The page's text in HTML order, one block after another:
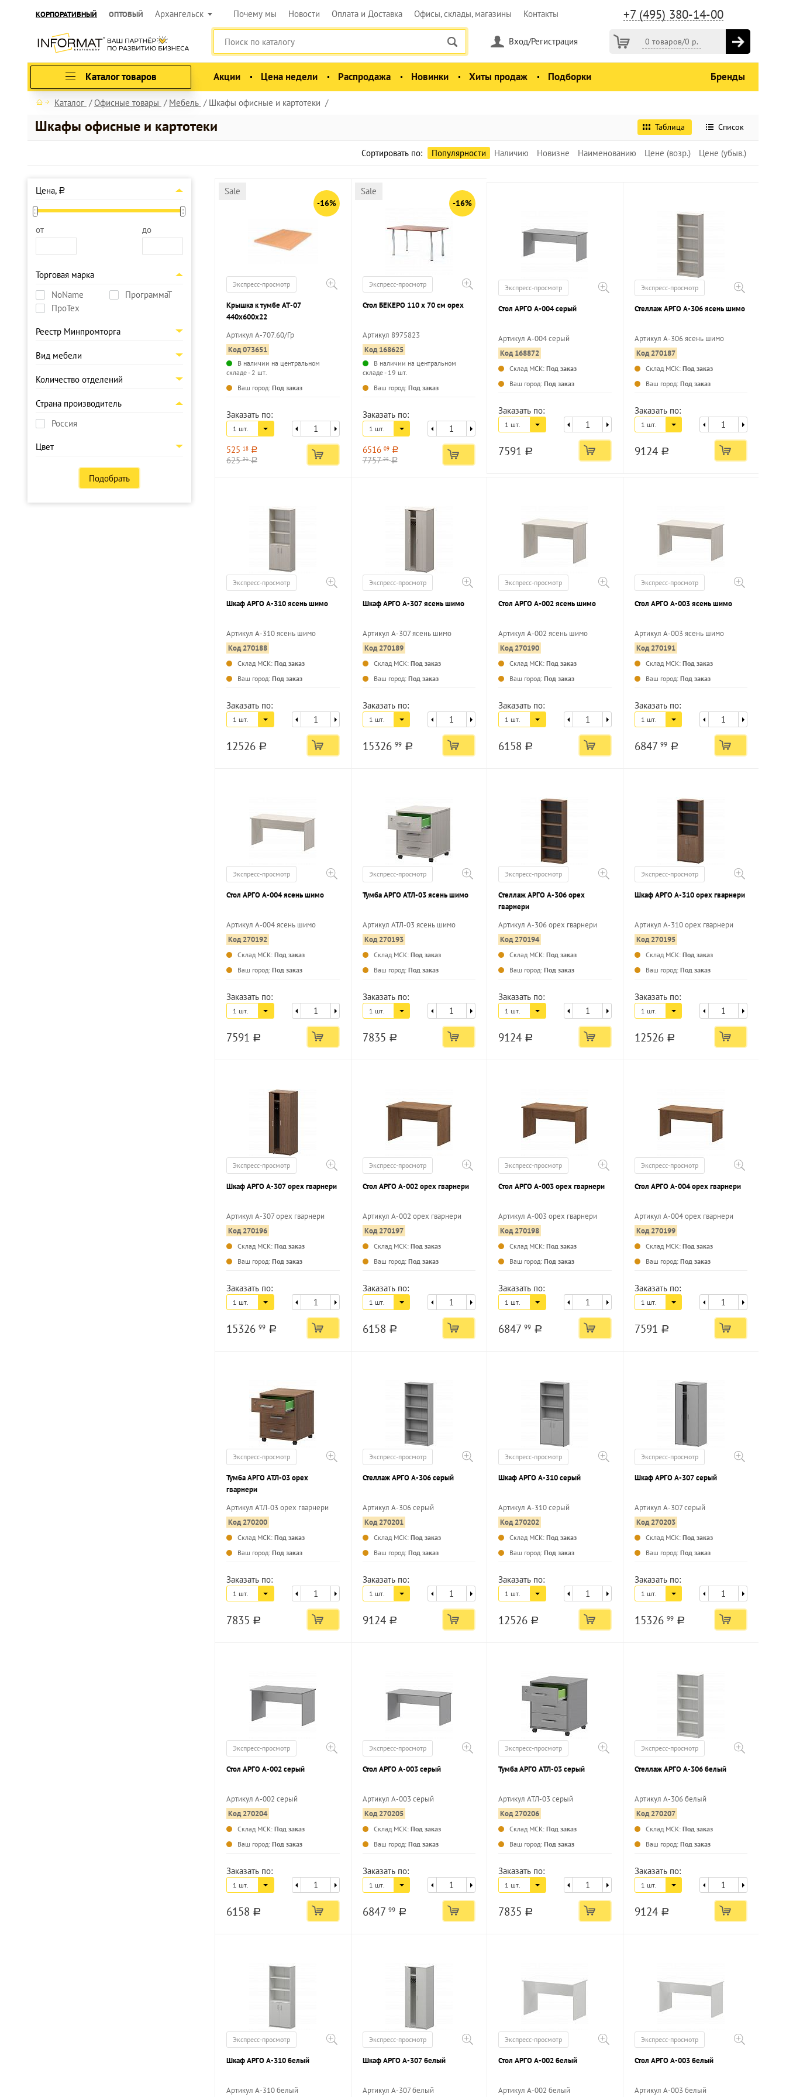
КОРПОРАТИВНЫЙ ОПТОВЫЙ Архангельск +7 (495) 380-14-00
Почему мы Новости Оплата и Доставка Офисы, склады, магазины Контакты
0 товаров/0 р.
Вход/Регистрация
Каталог товаров Акции Цена недели Распродажа Новинки Хиты продаж Подборки Бренды
Каталог Офисные товары Мебель Шкафы офисные и картотеки
Шкафы офисные и картотеки Таблица Список
Сортировать по: Популярности Наличию Новизне Наименованию Цене (возр.) Цене (убыв.)
Цена, a
от до
Торговая марка
NoName
ПрограммаТ
ПроТех
Реестр Минпромторга
Вид мебели
Количество отделений
Страна производитель
Россия
Цвет
Подобрать
Sale
-16%
Экспресс-просмотр
Крышка к тумбе АТ-07
440х600х22
Артикул А-707.60/Гр
Код 073651
В наличии на центральном
складе - 2 шт.
Ваш город: Под заказ
Заказать по:
1 шт.
525 18 a
62521 a
Sale
-16%
Экспресс-просмотр
Стол БЕКЕРО 110 х 70 см орех
Артикул 8975823
Код 168625
В наличии на центральном
складе - 19 шт.
Ваш город: Под заказ
Заказать по:
1 шт.
6516 09 a
775725 a
Экспресс-просмотр
Стол АРГО А-004 серый
Артикул А-004 серый
Код 168872
Склад МСК: Под заказ
Ваш город: Под заказ
Заказать по:
1 шт.
7591 a
Экспресс-просмотр
Стеллаж АРГО А-306 ясень шимо
Артикул А-306 ясень шимо
Код 270187
Склад МСК: Под заказ
Ваш город: Под заказ
Заказать по:
1 шт.
9124 a
Экспресс-просмотр
Шкаф АРГО А-310 ясень шимо
Артикул А-310 ясень шимо
Код 270188
Склад МСК: Под заказ
Ваш город: Под заказ
Заказать по:
1 шт.
12526 a
Экспресс-просмотр
Шкаф АРГО А-307 ясень шимо
Артикул А-307 ясень шимо
Код 270189
Склад МСК: Под заказ
Ваш город: Под заказ
Заказать по:
1 шт.
15326 99 a
Экспресс-просмотр
Стол АРГО А-002 ясень шимо
Артикул А-002 ясень шимо
Код 270190
Склад МСК: Под заказ
Ваш город: Под заказ
Заказать по:
1 шт.
6158 a
Экспресс-просмотр
Стол АРГО А-003 ясень шимо
Артикул А-003 ясень шимо
Код 270191
Склад МСК: Под заказ
Ваш город: Под заказ
Заказать по:
1 шт.
6847 99 a
Экспресс-просмотр
Стол АРГО А-004 ясень шимо
Артикул А-004 ясень шимо
Код 270192
Склад МСК: Под заказ
Ваш город: Под заказ
Заказать по:
1 шт.
7591 a
Экспресс-просмотр
Тумба АРГО АТЛ-03 ясень шимо
Артикул АТЛ-03 ясень шимо
Код 270193
Склад МСК: Под заказ
Ваш город: Под заказ
Заказать по:
1 шт.
7835 a
Экспресс-просмотр
Стеллаж АРГО А-306 орех
гварнери
Артикул А-306 орех гварнери
Код 270194
Склад МСК: Под заказ
Ваш город: Под заказ
Заказать по:
1 шт.
9124 a
Экспресс-просмотр
Шкаф АРГО А-310 орех гварнери
Артикул А-310 орех гварнери
Код 270195
Склад МСК: Под заказ
Ваш город: Под заказ
Заказать по:
1 шт.
12526 a
Экспресс-просмотр
Шкаф АРГО А-307 орех гварнери
Артикул А-307 орех гварнери
Код 270196
Склад МСК: Под заказ
Ваш город: Под заказ
Заказать по:
1 шт.
15326 99 a
Экспресс-просмотр
Стол АРГО А-002 орех гварнери
Артикул А-002 орех гварнери
Код 270197
Склад МСК: Под заказ
Ваш город: Под заказ
Заказать по:
1 шт.
6158 a
Экспресс-просмотр
Стол АРГО А-003 орех гварнери
Артикул А-003 орех гварнери
Код 270198
Склад МСК: Под заказ
Ваш город: Под заказ
Заказать по:
1 шт.
6847 99 a
Экспресс-просмотр
Стол АРГО А-004 орех гварнери
Артикул А-004 орех гварнери
Код 270199
Склад МСК: Под заказ
Ваш город: Под заказ
Заказать по:
1 шт.
7591 a
Экспресс-просмотр
Тумба АРГО АТЛ-03 орех
гварнери
Артикул АТЛ-03 орех гварнери
Код 270200
Склад МСК: Под заказ
Ваш город: Под заказ
Заказать по:
1 шт.
7835 a
Экспресс-просмотр
Стеллаж АРГО А-306 серый
Артикул А-306 серый
Код 270201
Склад МСК: Под заказ
Ваш город: Под заказ
Заказать по:
1 шт.
9124 a
Экспресс-просмотр
Шкаф АРГО А-310 серый
Артикул А-310 серый
Код 270202
Склад МСК: Под заказ
Ваш город: Под заказ
Заказать по:
1 шт.
12526 a
Экспресс-просмотр
Шкаф АРГО А-307 серый
Артикул А-307 серый
Код 270203
Склад МСК: Под заказ
Ваш город: Под заказ
Заказать по:
1 шт.
15326 99 a
Экспресс-просмотр
Стол АРГО А-002 серый
Артикул А-002 серый
Код 270204
Склад МСК: Под заказ
Ваш город: Под заказ
Заказать по:
1 шт.
6158 a
Экспресс-просмотр
Стол АРГО А-003 серый
Артикул А-003 серый
Код 270205
Склад МСК: Под заказ
Ваш город: Под заказ
Заказать по:
1 шт.
6847 99 a
Экспресс-просмотр
Тумба АРГО АТЛ-03 серый
Артикул АТЛ-03 серый
Код 270206
Склад МСК: Под заказ
Ваш город: Под заказ
Заказать по:
1 шт.
7835 a
Экспресс-просмотр
Стеллаж АРГО А-306 белый
Артикул А-306 белый
Код 270207
Склад МСК: Под заказ
Ваш город: Под заказ
Заказать по:
1 шт.
9124 a
Экспресс-просмотр
Шкаф АРГО А-310 белый
Артикул А-310 белый
Экспресс-просмотр
Шкаф АРГО А-307 белый
Артикул А-307 белый
Экспресс-просмотр
Стол АРГО А-002 белый
Артикул А-002 белый
Экспресс-просмотр
Стол АРГО А-003 белый
Артикул А-003 белый